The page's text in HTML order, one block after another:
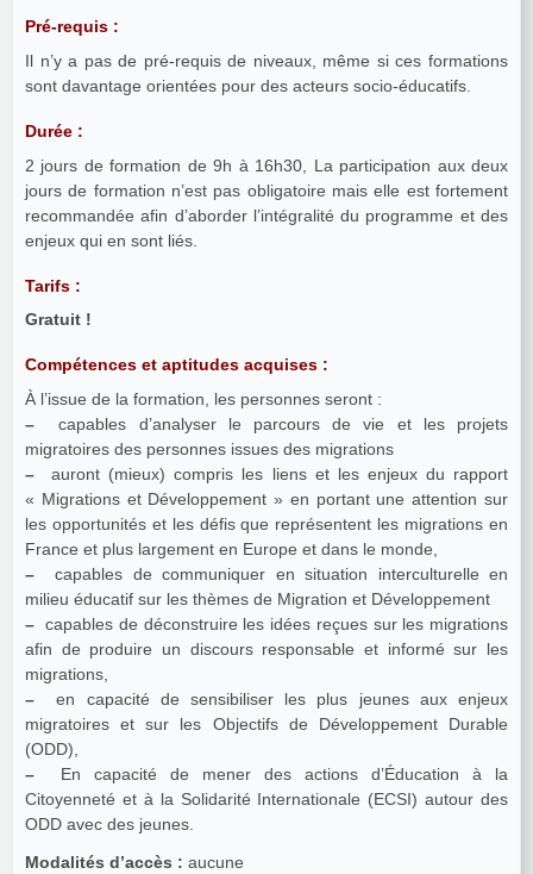
Pré-requis :
Il n’y a pas de pré-requis de niveaux, même si ces formations
sont davantage orientées pour des acteurs socio-éducatifs.
Durée :
2 jours de formation de 9h à 16h30, La participation aux deux
jours de formation n’est pas obligatoire mais elle est fortement
recommandée afin d’aborder l’intégralité du programme et des
enjeux qui en sont liés.
Tarifs :
Gratuit !
Compétences et aptitudes acquises :
À l’issue de la formation, les personnes seront :
– capables d’analyser le parcours de vie et les projets
migratoires des personnes issues des migrations
– auront (mieux) compris les liens et les enjeux du rapport
« Migrations et Développement » en portant une attention sur
les opportunités et les défis que représentent les migrations en
France et plus largement en Europe et dans le monde,
– capables de communiquer en situation interculturelle en
milieu éducatif sur les thèmes de Migration et Développement
– capables de déconstruire les idées reçues sur les migrations
afin de produire un discours responsable et informé sur les
migrations,
– en capacité de sensibiliser les plus jeunes aux enjeux
migratoires et sur les Objectifs de Développement Durable
(ODD),
– En capacité de mener des actions d’Éducation à la
Citoyenneté et à la Solidarité Internationale (ECSI) autour des
ODD avec des jeunes.
Modalités d’accès : aucune